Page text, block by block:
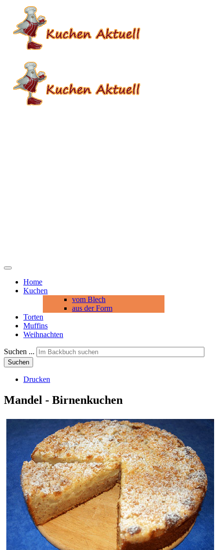
Home
Kuchen
vom Blech
aus der Form
Torten
Muffins
Weihnachten
Suchen ...
Suchen
Drucken
Mandel - Birnenkuchen